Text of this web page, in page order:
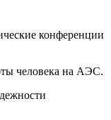
конференции
человека на АЭС.